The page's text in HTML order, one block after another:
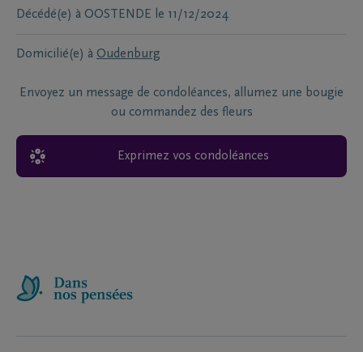
Décédé(e) à OOSTENDE le 11/12/2024
Domicilié(e) à Oudenburg
Envoyez un message de condoléances, allumez une bougie
ou commandez des fleurs
Exprimez vos condoléances